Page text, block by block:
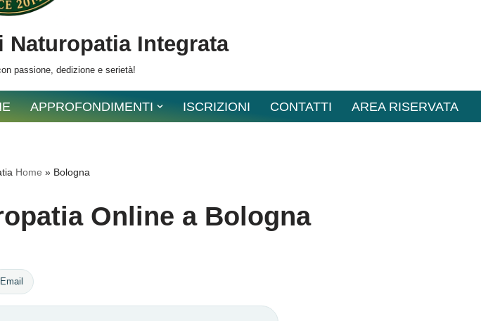
Naturopatia Integrata
passione, dedizione e serietà!
APPROFONDIMENTI ISCRIZIONI CONTATTI AREA RISERVATA
Home » Bologna
Online a Bologna
Email